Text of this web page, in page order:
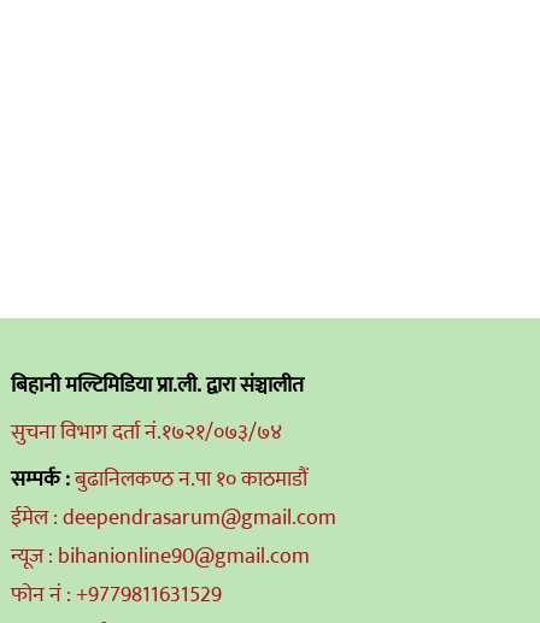
बिहानी मल्टिमिडिया प्रा.ली. द्वारा संञ्चालीत
सुचना विभाग दर्ता नं.१७२१/०७३/७४
सम्पर्क :बुढानिलकण्ठ न.पा १० काठमाडौं
ईमेल : deependrasarum@gmail.com
न्यूज : bihanionline90@gmail.com
फोन नं : +9779811631529